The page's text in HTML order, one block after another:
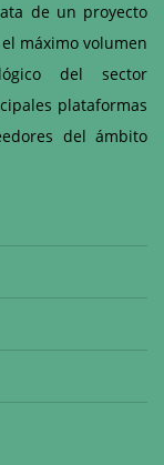
de un proyecto
máximo volumen
del sector
plataformas
del ámbito